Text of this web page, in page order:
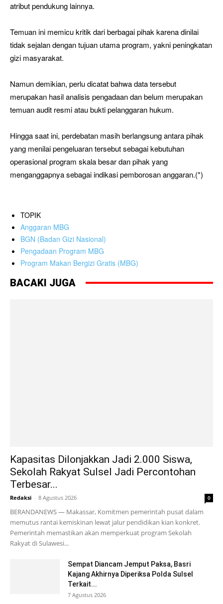
atribut pendukung lainnya.
Temuan ini memicu kritik dari berbagai pihak karena dinilai
tidak sejalan dengan tujuan utama program, yakni peningkatan
gizi masyarakat.
Namun demikian, perlu dicatat bahwa data tersebut
merupakan hasil analisis pengadaan dan belum merupakan
temuan audit resmi atau bukti pelanggaran hukum.
Hingga saat ini, perdebatan masih berlangsung antara pihak
yang menilai pengeluaran tersebut sebagai kebutuhan
operasional program skala besar dan pihak yang
menganggapnya sebagai indikasi pemborosan anggaran.(*)
TOPIK
Anggaran MBG
BGN (Badan Gizi Nasional)
Pengadaan Program MBG
Program Makan Bergizi Gratis (MBG)
BACAKI JUGA
Kapasitas Dilonjakkan Jadi 2.000 Siswa,
Sekolah Rakyat Sulsel Jadi Percontohan
Terbesar...
Redaksi - 8 Agustus 2026 0
BERANDANEWS — Makassar, Komitmen pemerintah pusat dalam
memutus rantai kemiskinan lewat jalur pendidikan kian konkret.
Pemerintah memastikan akan memperkuat program Sekolah
Rakyat di Sulawesi...
Sempat Diancam Jemput Paksa, Basri
Kajang Akhirnya Diperiksa Polda Sulsel
Terkait...
7 Agustus 2026